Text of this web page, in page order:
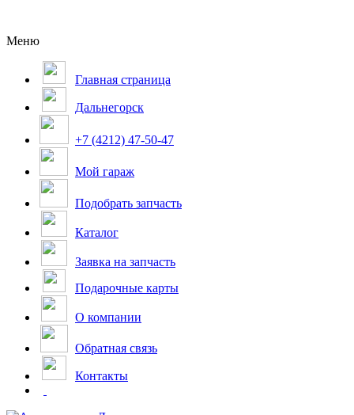
Меню
Главная страница
Дальнегорск
+7 (4212) 47-50-47
Мой гараж
Подобрать запчасть
Каталог
Заявка на запчасть
Подарочные карты
О компании
Обратная связь
Контакты